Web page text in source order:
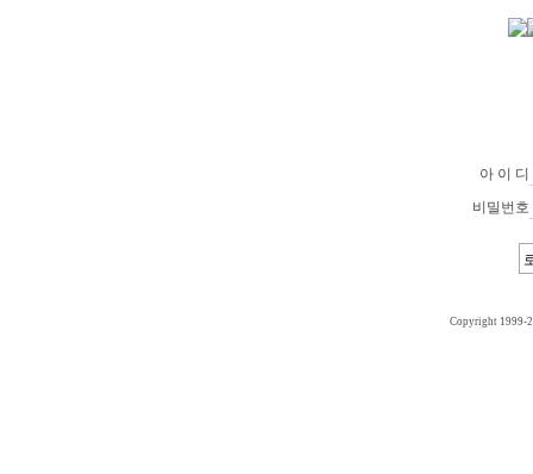
아 이 디
비밀번호
Copyright 1999-